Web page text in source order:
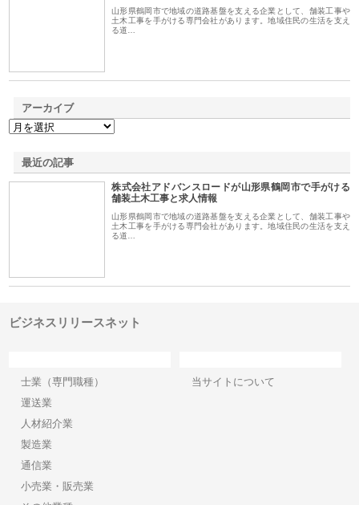
山形県鶴岡市で地域の道路基盤を支える企業として、舗装工事や
土木工事を手がける専門会社があります。地域住民の生活を支え
る道…
アーカイブ
最近の記事
株式会社アドバンスロードが山形県鶴岡市で手がける
舗装土木工事と求人情報
山形県鶴岡市で地域の道路基盤を支える企業として、舗装工事や
土木工事を手がける専門会社があります。地域住民の生活を支え
る道…
ビジネスリリースネット
士業（専門職種）
運送業
人材紹介業
製造業
通信業
小売業・販売業
当サイトについて